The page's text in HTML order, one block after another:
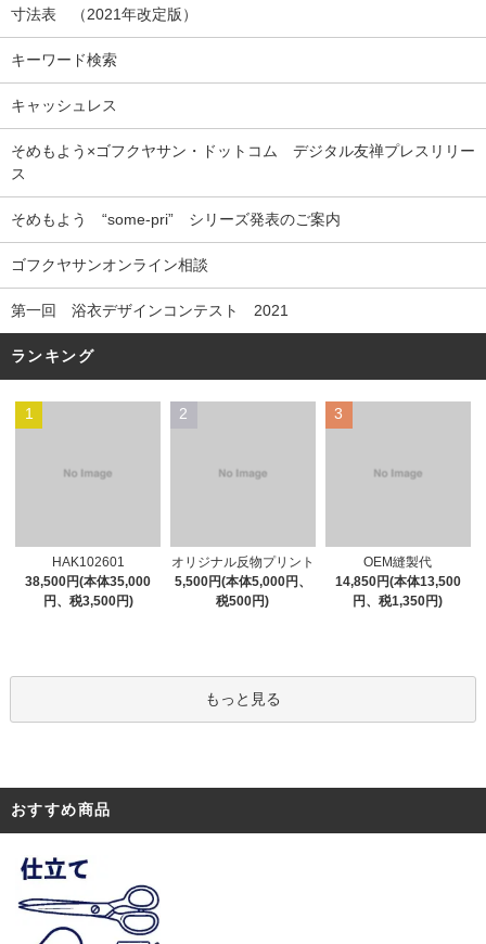
寸法表 （2021年改定版）
キーワード検索
キャッシュレス
そめもよう×ゴフクヤサン・ドットコム デジタル友禅プレスリリー
ス
そめもよう “some-pri” シリーズ発表のご案内
ゴフクヤサンオンライン相談
第一回 浴衣デザインコンテスト 2021
ランキング
1
HAK102601
38,500円(本体35,000
円、税3,500円)
2
オリジナル反物プリント
5,500円(本体5,000円、
税500円)
3
OEM縫製代
14,850円(本体13,500
円、税1,350円)
もっと見る
おすすめ商品